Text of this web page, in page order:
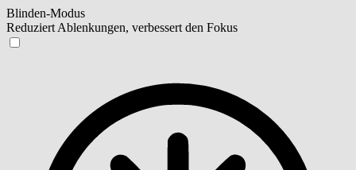
Blinden-Modus
Reduziert Ablenkungen, verbessert den Fokus